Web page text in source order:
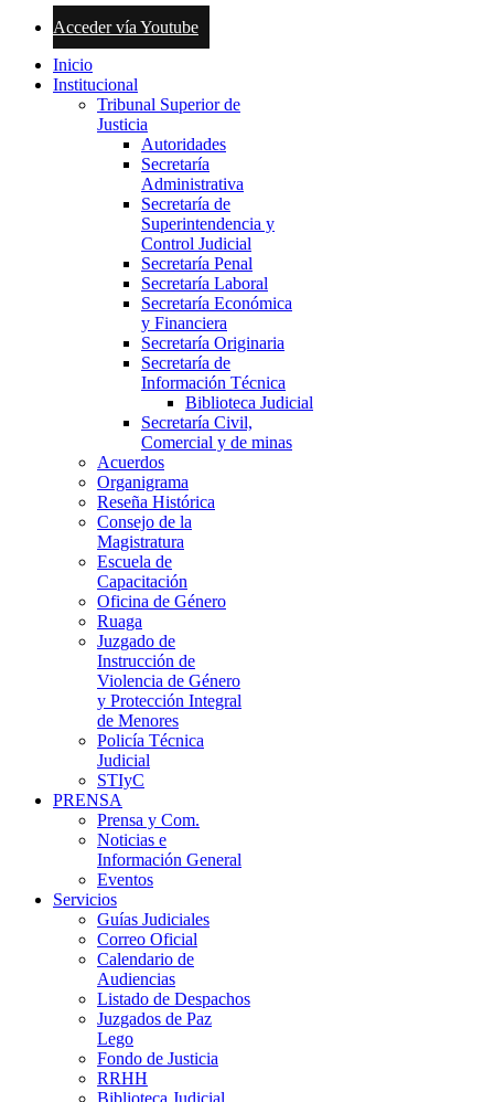
Acceder vía Youtube
Inicio
Institucional
Tribunal Superior de
Justicia
Autoridades
Secretaría
Administrativa
Secretaría de
Superintendencia y
Control Judicial
Secretaría Penal
Secretaría Laboral
Secretaría Económica
y Financiera
Secretaría Originaria
Secretaría de
Información Técnica
Biblioteca Judicial
Secretaría Civil,
Comercial y de minas
Acuerdos
Organigrama
Reseña Histórica
Consejo de la
Magistratura
Escuela de
Capacitación
Oficina de Género
Ruaga
Juzgado de
Instrucción de
Violencia de Género
y Protección Integral
de Menores
Policía Técnica
Judicial
STIyC
PRENSA
Prensa y Com.
Noticias e
Información General
Eventos
Servicios
Guías Judiciales
Correo Oficial
Calendario de
Audiencias
Listado de Despachos
Juzgados de Paz
Lego
Fondo de Justicia
RRHH
Biblioteca Judicial